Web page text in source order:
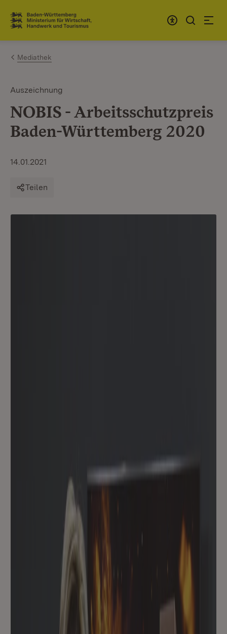
Zum Inhalt springen
Link zur Startseite
Mediathek
Auszeichnung
NOBIS - Arbeitsschutzpreis
Baden-Württemberg 2020
14.01.2021
Teilen